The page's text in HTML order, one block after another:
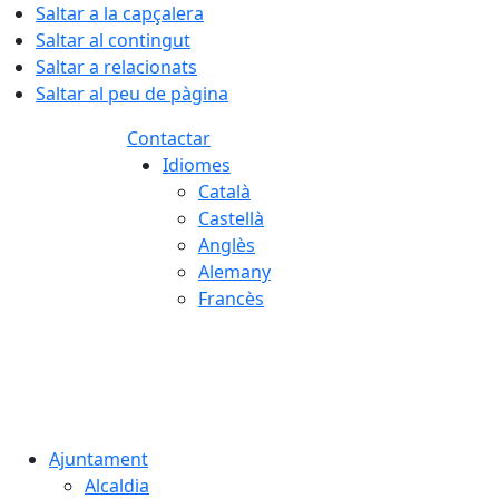
Saltar a la capçalera
Saltar al contingut
Saltar a relacionats
Saltar al peu de pàgina
Contactar
Idiomes
Català
Castellà
Anglès
Alemany
Francès
Ajuntament
Alcaldia